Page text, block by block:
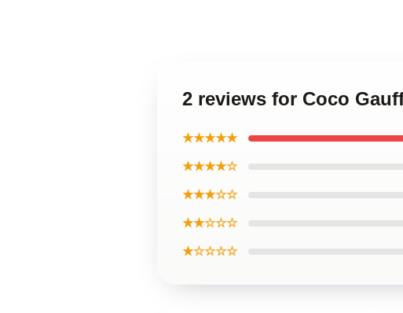
2 reviews for Coco
★★★★★
★★★★☆
★★★☆☆
★★☆☆☆
★☆☆☆☆